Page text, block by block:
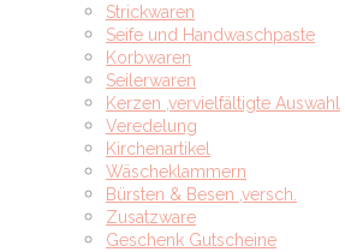
Strickwaren
Seife und Handwaschpaste
Korbwaren
Seilerwaren
Kerzen ,vervielfältigte Auswahl
Veredelung
Kirchenartikel
Wäscheklammern
Bürsten & Besen ,versch.
Zusatzware
Geschenk Gutscheine